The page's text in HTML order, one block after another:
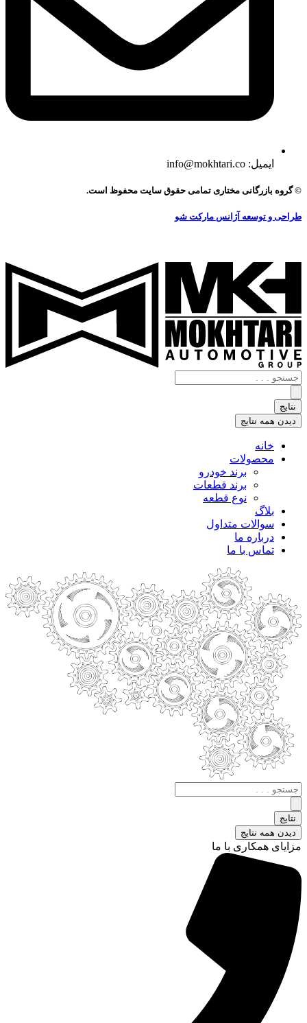
ایمیل: info@mokhtari.co
© گروه بازرگانی مختاری تمامی حقوق سایت محفوظ است.
طراحی و توسعه آژانس مارکت شو
جستجو
.
.
.
نتایج
دیدن همه نتایج
خانه
محصولات
برند خودرو
برند قطعات
نوع قطعه
بلاگ
سوالات متداول
درباره ما
تماس با ما
جستجو
.
.
.
نتایج
دیدن همه نتایج
مزایای همکاری با ما